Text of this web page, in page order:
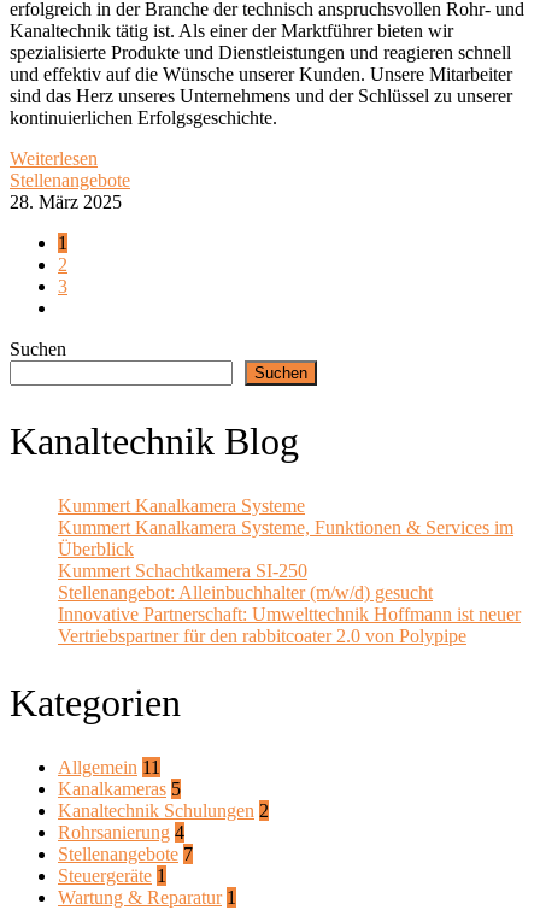
erfolgreich in der Branche der technisch anspruchsvollen Rohr- und
Kanaltechnik tätig ist. Als einer der Marktführer bieten wir
spezialisierte Produkte und Dienstleistungen und reagieren schnell
und effektiv auf die Wünsche unserer Kunden. Unsere Mitarbeiter
sind das Herz unseres Unternehmens und der Schlüssel zu unserer
kontinuierlichen Erfolgsgeschichte.
Weiterlesen
Stellenangebote
28. März 2025
1
2
3
Suchen
Suchen
Kanaltechnik Blog
Kummert Kanalkamera Systeme
Kummert Kanalkamera Systeme, Funktionen & Services im
Überblick
Kummert Schachtkamera SI-250
Stellenangebot: Alleinbuchhalter (m/w/d) gesucht
Innovative Partnerschaft: Umwelttechnik Hoffmann ist neuer
Vertriebspartner für den rabbitcoater 2.0 von Polypipe
Kategorien
Allgemein 11
Kanalkameras 5
Kanaltechnik Schulungen 2
Rohrsanierung 4
Stellenangebote 7
Steuergeräte 1
Wartung & Reparatur 1